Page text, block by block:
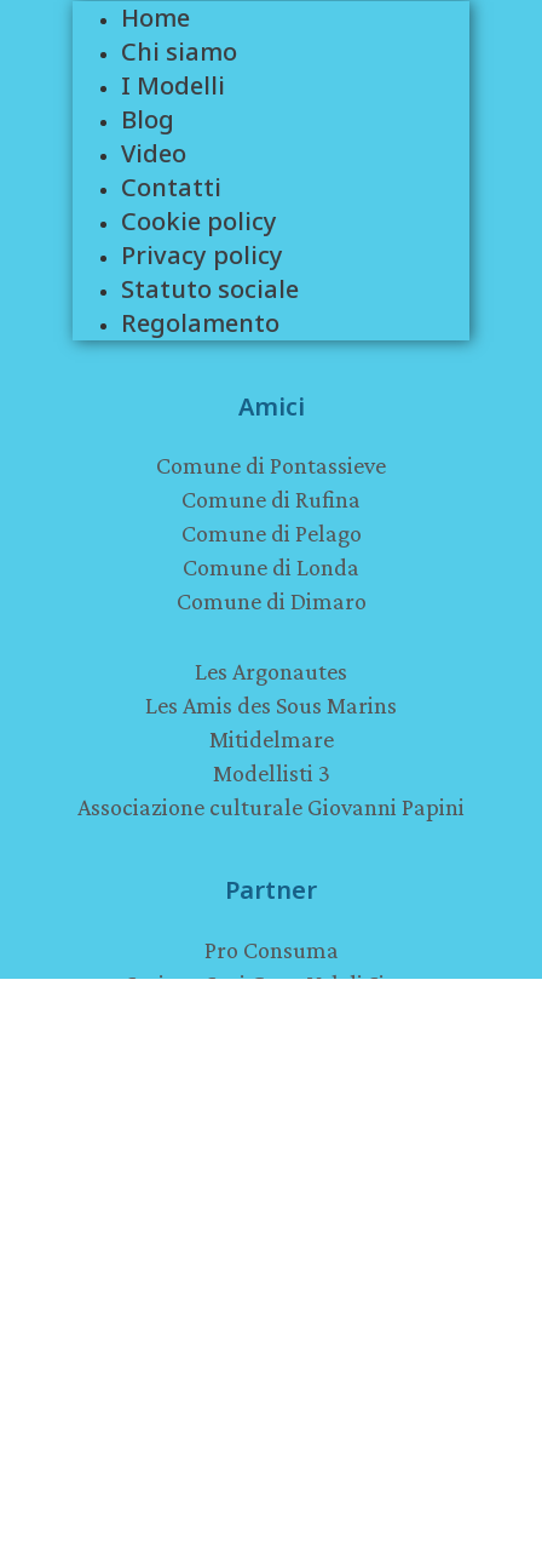
Home
Chi siamo
I Modelli
Blog
Video
Contatti
Cookie policy
Privacy policy
Statuto sociale
Regolamento
Amici
Comune di Pontassieve
Comune di Rufina
Comune di Pelago
Comune di Londa
Comune di Dimaro
Les Argonautes
Les Amis des Sous Marins
Mitidelmare
Modellisti 3
Associazione culturale Giovanni Papini
Partner
Pro Consuma
Sezione Soci Coop Val di Sieve